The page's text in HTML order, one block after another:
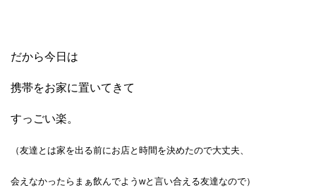
だから今日は
携帯をお家に置いてきて
すっごい楽。
（友達とは家を出る前にお店と時間を決めたので大丈夫、
会えなかったらまぁ飲んでようwと言い合える友達なので）